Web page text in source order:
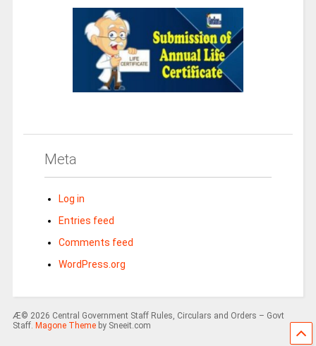
Meta
Log in
Entries feed
Comments feed
WordPress.org
Æ© 2026 Central Government Staff Rules, Circulars and Orders – Govt
Staff. Magone Themeby Sneeit.com